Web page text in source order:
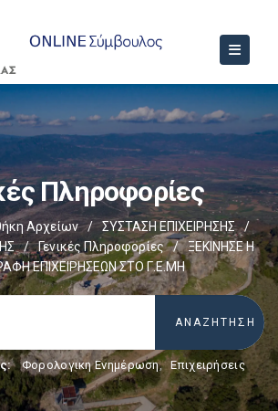
Πληροφορίες
Αρχείων / ΣΥΣΤΑΣΗ ΕΠΙΧΕΙΡΗΣΗΣ
/
/ Γενικές Πληροφορίες /
ΞΕΚΙΝΗΣΕ Η
ΕΠΙΧΕΙΡΗΣΕΩΝ ΣΤΟ Γ.Ε.ΜΗ
Φορολογικη Ενημέρωση, Επιχειρήσεις